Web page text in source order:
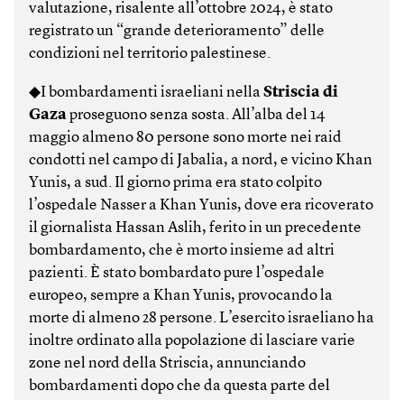
valutazione, risalente all’ottobre 2024, è stato
registrato un “grande deterioramento” delle
condizioni nel territorio palestinese.
◆I bombardamenti israeliani nellaStriscia di
Gazaproseguono senza sosta. All’alba del 14
maggio almeno 80 persone sono morte nei raid
condotti nel campo di Jabalia, a nord, e vicino Khan
Yunis, a sud. Il giorno prima era stato colpito
l’ospedale Nasser a Khan Yunis, dove era ricoverato
il giornalista Hassan Aslih, ferito in un precedente
bombardamento, che è morto insieme ad altri
pazienti. È stato bombardato pure l’ospedale
europeo, sempre a Khan Yunis, provocando la
morte di almeno 28 persone. L’esercito israeliano ha
inoltre ordinato alla popolazione di lasciare varie
zone nel nord della Striscia, annunciando
bombardamenti dopo che da questa parte del